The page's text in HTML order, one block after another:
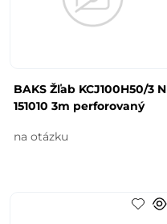
BAKS Žľab KCJ100H50/3 N
151010 3m perforovaný
na otázku